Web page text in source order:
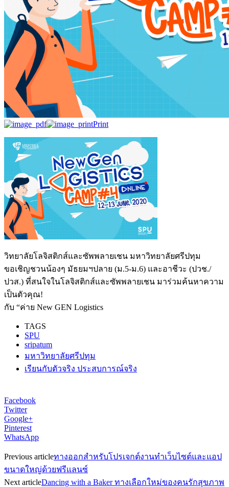
Print
วิทยาลัยโลจิสติกส์และซัพพลายเชน มหาวิทยาลัยศรีปทุม
ขอเชิญชวนน้องๆ มัธยมฯปลาย (ม.5-ม.6) และอาชีวะ (ปวช./
ปวส.) ที่สนใจในโลจิสติกส์และซัพพลายเชน มาร่วมค้นหาความ
เป็นตัวคุณ!
กับ “ค่าย New GEN Logistics
TAGS
SPU
sripatum
มหาวิทยาลัยศรีปทุม
เรียนกับตัวจริง ประสบการณ์จริง
Facebook
Twitter
Google+
Pinterest
WhatsApp
Previous articleทางออกสำหรับโปรเจกต์งานทำเว็บไซต์และแอป
ขนาดใหญ่ด้วยฟรีแลนซ์
Next articleDancing with a Baker ทางเลือกใหม่ของคนรักสุขภาพ